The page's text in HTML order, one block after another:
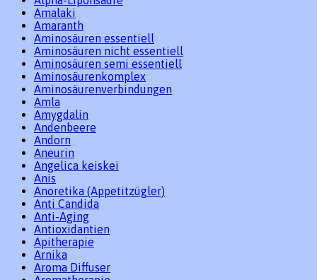
Amalaki
Amaranth
Aminosäuren essentiell
Aminosäuren nicht essentiell
Aminosäuren semi essentiell
Aminosäurenkomplex
Aminosäurenverbindungen
Amla
Amygdalin
Andenbeere
Andorn
Aneurin
Angelica keiskei
Anis
Anoretika (Appetitzügler)
Anti Candida
Anti-Aging
Antioxidantien
Apitherapie
Arnika
Aroma Diffuser